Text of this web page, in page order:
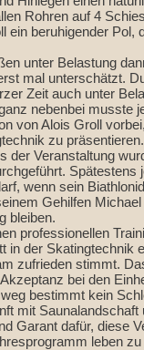
Rohren auf 4
ein beruhigender Pol,
unter Belastung
mal unterschätzt.
Zeit auch unter
nebenbei musste
von Alois Groll
zu präsentieren.
der Veranstaltung
wenn sein
Gehilfen
bleiben.
professionellen
in der Skatingtechnik
zufrieden stimmt.
bei den
bestimmt kein
mit
Garant dafür, diese
leben zu